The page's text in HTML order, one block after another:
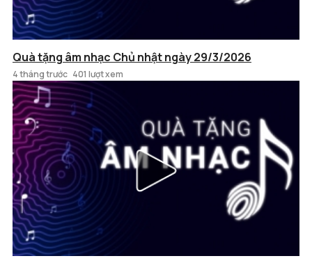
Quà tặng âm nhạc Chủ nhật ngày 29/3/2026
4 tháng trước 401 lượt xem